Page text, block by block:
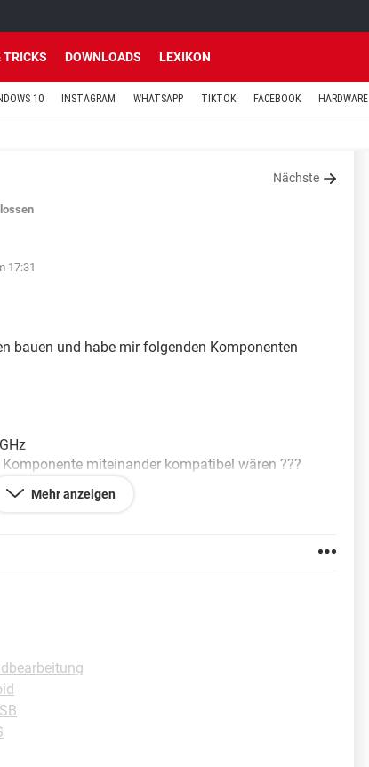
TRICKS DOWNLOADS LEXIKON
10 INSTAGRAM WHATSAPP TIKTOK FACEBOOK HARDWARE
Nächste
17:31
bauen und habe mir folgenden Komponenten
miteinander kompatibel wären ???
Mehr anzeigen